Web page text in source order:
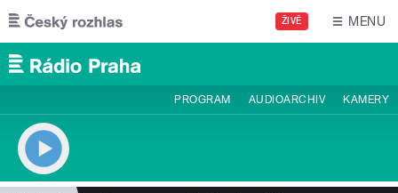
Přejít k hlavnímu obsahu
ŽIVĚ MENU
PROGRAM AUDIOARCHIV KAMERY